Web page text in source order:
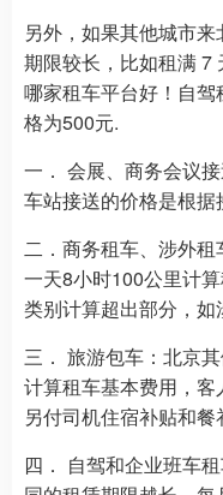
另外，如果其他城市
期限较长，比如租满 7
哪家租车平台好！自
格为500元.
一． 会展、商务会议
车站接送的价格是根据
二．商务租车、涉外
一天8小时100公里计
类别计算超出部分，如
三． 旅游包车：北京
计算租车基本费用，
另付司机住宿补贴和餐
四． 自驾和企业班车